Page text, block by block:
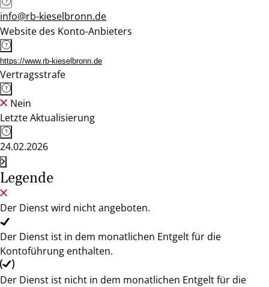
info@rb-kieselbronn.de
Website des Konto-Anbieters
https://www.rb-kieselbronn.de
Vertragsstrafe
Nein
Letzte Aktualisierung
24.02.2026
Legende
Der Dienst wird nicht angeboten.
Der Dienst ist in dem monatlichen Entgelt für die
Kontoführung enthalten.
Der Dienst ist nicht in dem monatlichen Entgelt für die